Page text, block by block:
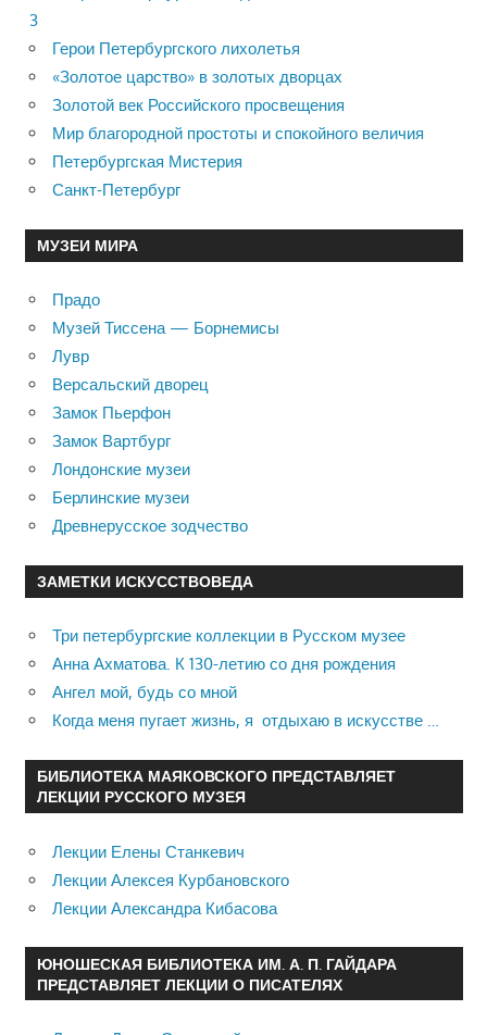
3
Герои Петербургского лихолетья
«Золотое царство» в золотых дворцах
Золотой век Российского просвещения
Мир благородной простоты и спокойного величия
Петербургская Мистерия
Санкт-Петербург
МУЗЕИ МИРА
Прадо
Музей Тиссена — Борнемисы
Лувр
Версальский дворец
Замок Пьерфон
Замок Вартбург
Лондонские музеи
Берлинские музеи
Древнерусское зодчество
ЗАМЕТКИ ИСКУССТВОВЕДА
Три петербургские коллекции в Русском музее
Анна Ахматова. К 130-летию со дня рождения
Ангел мой, будь со мной
Когда меня пугает жизнь, я отдыхаю в искусстве …
БИБЛИОТЕКА МАЯКОВСКОГО ПРЕДСТАВЛЯЕТ
ЛЕКЦИИ РУССКОГО МУЗЕЯ
Лекции Елены Станкевич
Лекции Алексея Курбановского
Лекции Александра Кибасова
ЮНОШЕСКАЯ БИБЛИОТЕКА ИМ. А. П. ГАЙДАРА
ПРЕДСТАВЛЯЕТ ЛЕКЦИИ О ПИСАТЕЛЯХ